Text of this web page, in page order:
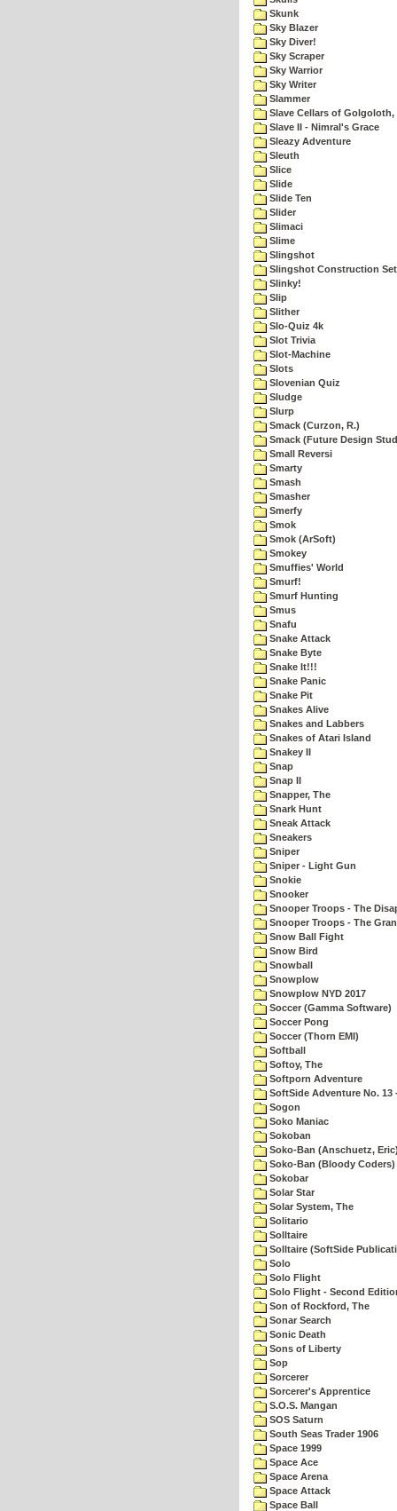
Skunk
Sky Blazer
Sky Diver!
Sky Scraper
Sky Warrior
Sky Writer
Slammer
Slave Cellars of Golgoloth,
Slave II - Nimral's Grace
Sleazy Adventure
Sleuth
Slice
Slide
Slide Ten
Slider
Slimaci
Slime
Slingshot
Slingshot Construction Set
Slinky!
Slip
Slither
Slo-Quiz 4k
Slot Trivia
Slot-Machine
Slots
Slovenian Quiz
Sludge
Slurp
Smack (Curzon, R.)
Smack (Future Design
Small Reversi
Smarty
Smash
Smasher
Smerfy
Smok
Smok (ArSoft)
Smokey
Smuffies' World
Smurf!
Smurf Hunting
Smus
Snafu
Snake Attack
Snake Byte
Snake It!!!
Snake Panic
Snake Pit
Snakes Alive
Snakes and Labbers
Snakes of Atari Island
Snakey II
Snap
Snap II
Snapper, The
Snark Hunt
Sneak Attack
Sneakers
Sniper
Sniper - Light Gun
Snokie
Snooker
Snooper Troops - The
Snooper Troops - The
Snow Ball Fight
Snow Bird
Snowball
Snowplow
Snowplow NYD 2017
Soccer (Gamma Software)
Soccer Pong
Soccer (Thorn EMI)
Softball
Softoy, The
Softporn Adventure
SoftSide Adventure No. 13
Sogon
Soko Maniac
Sokoban
Soko-Ban (Anschuetz,
Soko-Ban (Bloody Coders)
Sokobar
Solar Star
Solar System, The
Solitario
Solltaire
Solltaire (SoftSide
Solo
Solo Flight
Solo Flight - Second
Son of Rockford, The
Sonar Search
Sonic Death
Sons of Liberty
Sop
Sorcerer
Sorcerer's Apprentice
S.O.S. Mangan
SOS Saturn
South Seas Trader 1906
Space 1999
Space Ace
Space Arena
Space Attack
Space Ball